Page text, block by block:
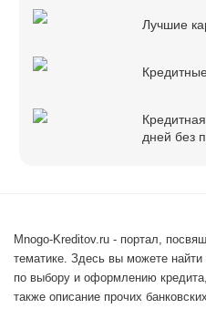
Лучшие
дней без
Mnogo-Kreditov.ru - портал,
тематике. Здесь вы можете
по выбору и оформлению
также описание прочих